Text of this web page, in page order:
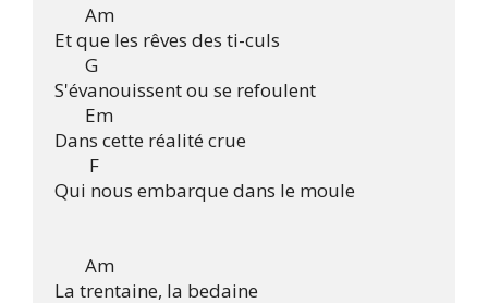
       Am
Et que les rêves des ti-culs
       G
S'évanouissent ou se refoulent
       Em
Dans cette réalité crue
        F
Qui nous embarque dans le moule
       Am
La trentaine, la bedaine